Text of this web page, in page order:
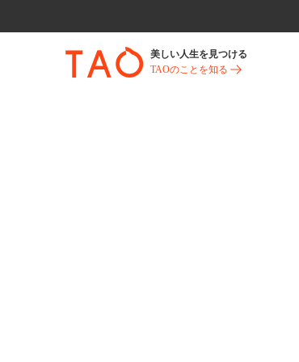
美しい人生を見つける
TAOのことを知る